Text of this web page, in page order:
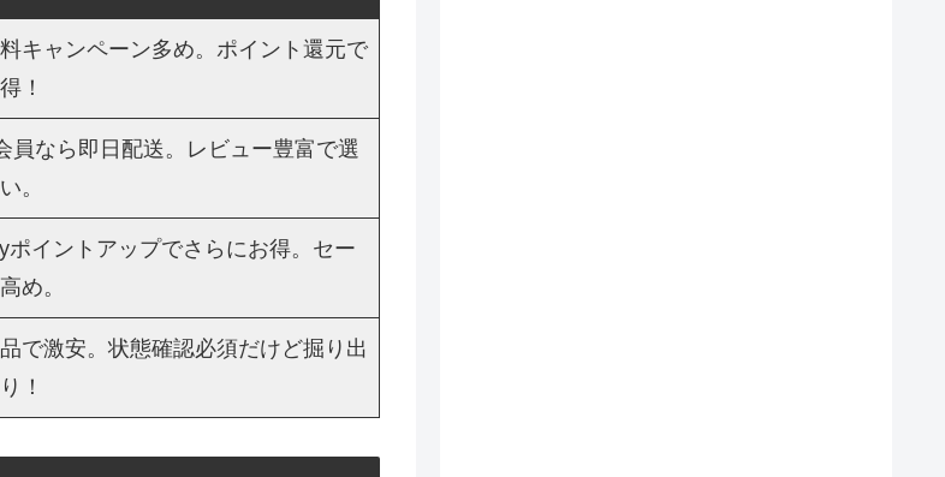
キャンペーン多め。ポイント還元で
！
員なら即日配送。レビュー豊富で選
。
ポイントアップでさらにお得。セー
め。
で激安。状態確認必須だけど掘り出
！